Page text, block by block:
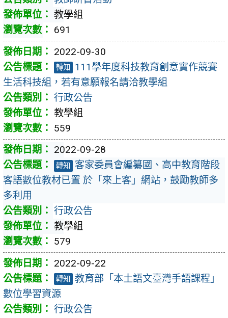
教學組
691
2022-09-30
轉知
111學年度科技教育創意實作競賽
生活科技組，若有意願報名請洽教學組
行政公告
教學組
559
2022-09-28
轉知
客家委員會編纂國、高中教育階段
客語數位教材已置 於「來上客」網站，鼓勵教師多
多利用
行政公告
教學組
579
2022-09-22
轉知
教育部「本土語文臺灣手語課程」
數位學習資源
行政公告